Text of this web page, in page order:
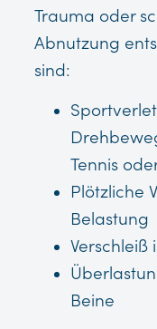
Trauma oder
Abnutzung
sind:
Tennis
Plötzliche
Belastung
Verschleiß
Beine